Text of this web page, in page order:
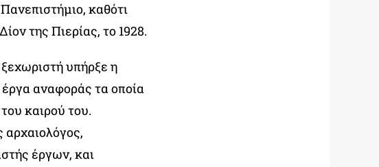
καθότι
της Πιερίας, το 1928.
υπήρξε η
αναφοράς τα οποία
καιρού του.
έργων, και